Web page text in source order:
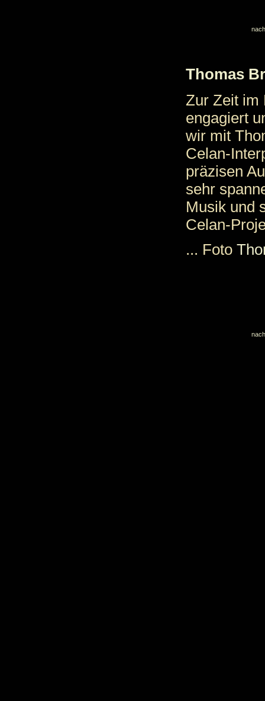
Thomas
Zur Zeit im
engagiert
wir mit
Celan-
präzisen
sehr
Musik und
Celan-
... Foto